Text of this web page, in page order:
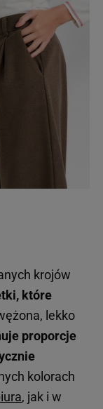
krojów
które
lekko
proporcje
kolorach
, jak i w